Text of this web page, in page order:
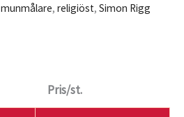
munmålare, religiöst, Simon Rigg
Pris/st.